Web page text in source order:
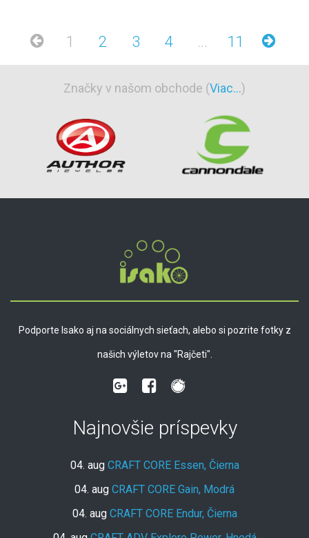
1 2 3 4 ... 11
Značky v našom obchode (Viac...)
Podporte Isako aj na sociálnych sieťach, alebo si pozrite fotky z
našich výletov na "Rajčeti".
Najnovšie príspevky
04. aug CRAFT CORE Essen, Čierna
04. aug CRAFT CORE Gain, Modrá
04. aug CRAFT CORE Endur, Čierna